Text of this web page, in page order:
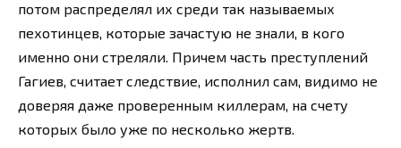
потом распределял их среди так называемых
пехотинцев, которые зачастую не знали, в кого
именно они стреляли. Причем часть преступлений
Гагиев, считает следствие, исполнил сам, видимо не
доверяя даже проверенным киллерам, на счету
которых было уже по несколько жертв.